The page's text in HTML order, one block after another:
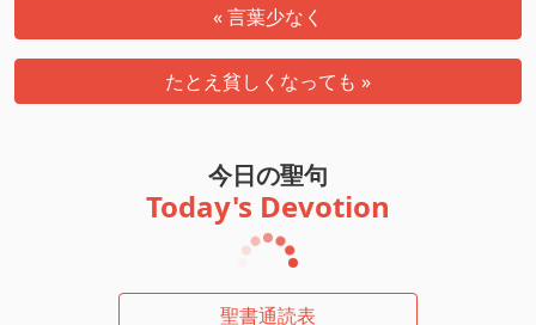
« 言葉少なく
たとえ貧しくなっても »
今日の聖句
Today's Devotion
聖書通読表